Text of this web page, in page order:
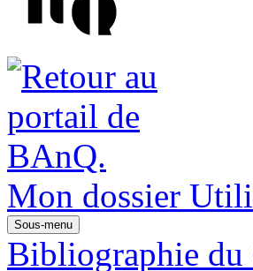
Mon dossier
Sous-menu
Bibliographie du